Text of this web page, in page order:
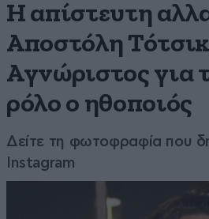
Η απίστευτη
Αποστόλη
Αγνώριστος για
ρόλο ο ηθοποιός
Δείτε τη φωτοφραφία που
Instagram